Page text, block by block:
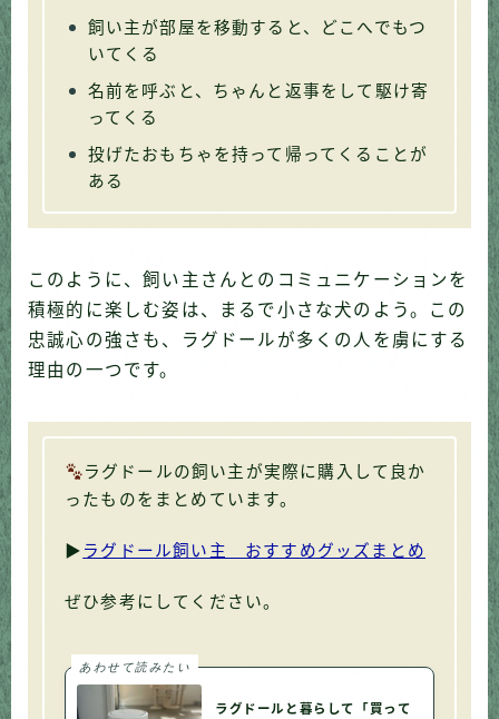
飼い主が部屋を移動すると、どこへでもつ
いてくる
名前を呼ぶと、ちゃんと返事をして駆け寄
ってくる
投げたおもちゃを持って帰ってくることが
ある
このように、飼い主さんとのコミュニケーションを
積極的に楽しむ姿は、まるで小さな犬のよう。この
忠誠心の強さも、ラグドールが多くの人を虜にする
理由の一つです。
ラグドールの飼い主が実際に購入して良か
ったものをまとめています。
▶ ラグドール飼い主 おすすめグッズまとめ
ぜひ参考にしてください。
あわせて読みたい
ラグドールと暮らして「買って